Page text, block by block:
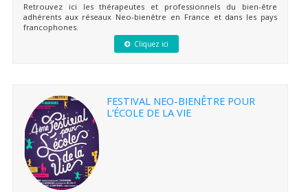
Retrouvez ici les thérapeutes et professionnels du bien-être
adhérents aux réseaux Neo-bienêtre en France et dans les pays
francophones.
Cliquez ici
FESTIVAL NEO-BIENÊTRE POUR
L’ÉCOLE DE LA VIE